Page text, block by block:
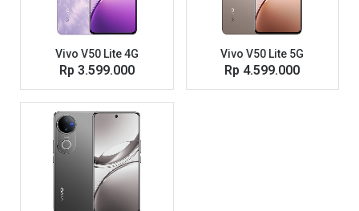
Vivo V50 Lite 4G
Rp 3.599.000
Vivo V50 Lite 5G
Rp 4.599.000